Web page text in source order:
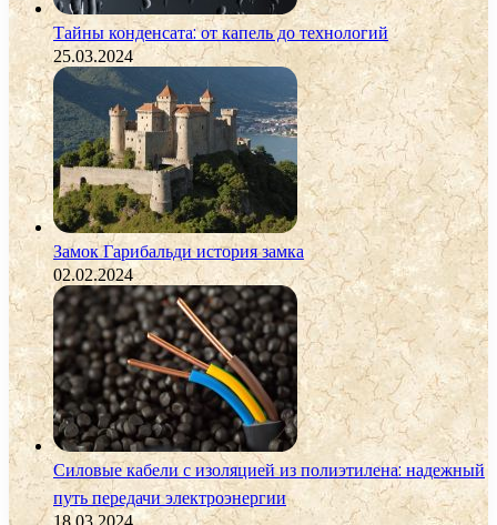
Тайны конденсата: от капель до технологий
25.03.2024
Замок Гарибальди история замка
02.02.2024
Силовые кабели с изоляцией из полиэтилена: надежный
путь передачи электроэнергии
18.03.2024